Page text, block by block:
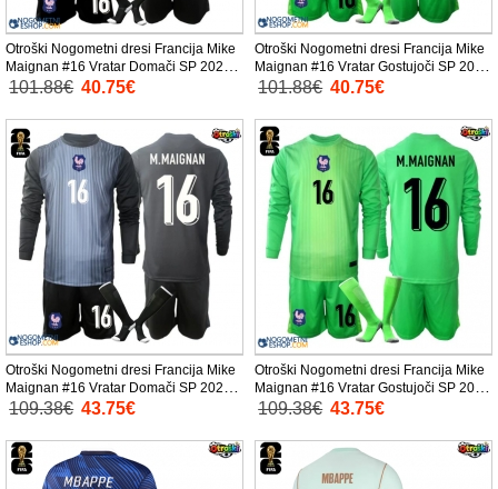
Otroški Nogometni dresi Francija Mike
Maignan #16 Vratar Domači SP 2026
Kratek Rokav (+ Kratke hlače)
101.88€ 40.75€
Otroški Nogometni dresi Francija Mike
Maignan #16 Vratar Gostujoči SP 2026
Kratek Rokav (+ Kratke hlače)
101.88€ 40.75€
Otroški Nogometni dresi Francija Mike
Maignan #16 Vratar Domači SP 2026
Dolgi Rokav (+ Kratke hlače)
109.38€ 43.75€
Otroški Nogometni dresi Francija Mike
Maignan #16 Vratar Gostujoči SP 2026
Dolgi Rokav (+ Kratke hlače)
109.38€ 43.75€